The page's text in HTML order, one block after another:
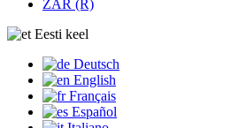
ZAR (R)
Eesti keel
Deutsch
English
Français
Español